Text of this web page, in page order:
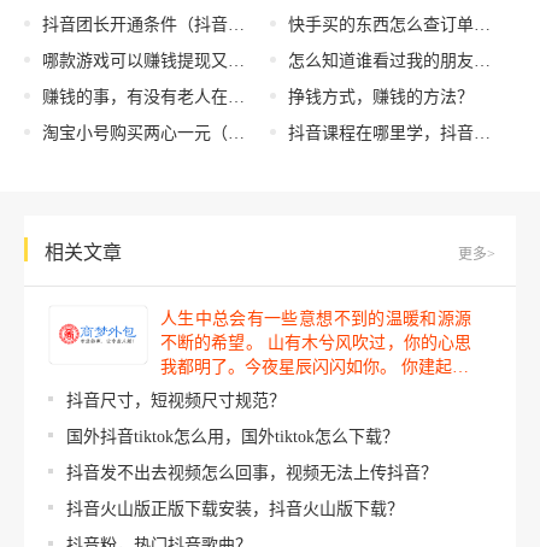
抖音团长开通条件（抖音粉丝团需要开通吗）
哪款游戏可以赚钱提现又不用看广告（哪款游戏可以赚钱提现微信）
赚钱的事，有没有老人在家里干活赚钱的事？
淘宝小号购买两心一元（淘宝小号批发网1元）
快手买的东西怎么查订单，购物订单查询方法？
怎么知道谁看过我的朋友圈，怎么知道谁看过我的朋友圈没点赞？
挣钱方式，赚钱的方法？
抖音课程在哪里学，抖音课程在哪里学比较好？
相关文章 更多>
人生中总会有一些意想不到的温暖和源源
不断的希望。 山有木兮风吹过，你的心思
我都明了。今夜星辰闪闪如你。 你建起…
抖音尺寸，短视频尺寸规范？
国外抖音tiktok怎么用，国外tiktok怎么下载？
抖音发不出去视频怎么回事，视频无法上传抖音？
抖音火山版正版下载安装，抖音火山版下载？